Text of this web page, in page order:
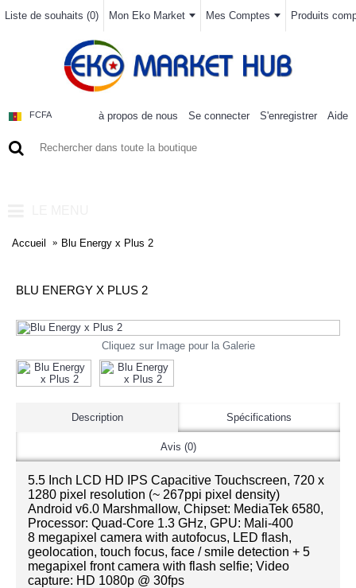
Liste de souhaits (0) Mon Eko Market Mes Comptes Produits
FCFA à propos de nous Se connecter S'enregistrer Aide
Accueil Blu Energy x Plus 2
BLU ENERGY X PLUS 2
Cliquez sur Image pour la Galerie
Description Spécifications
Avis (0)
5.5 Inch LCD HD IPS Capacitive Touchscreen, 720 x
1280 pixel resolution (~ 267ppi pixel density)
Android v6.0 Marshmallow, Chipset: MediaTek 6580,
Processor: Quad-Core 1.3 GHz, GPU: Mali-400
8 megapixel camera with autofocus, LED flash,
geolocation, touch focus, face / smile detection + 5
megapixel front camera with flash selfie; Video
capture: HD 1080p @ 30fps